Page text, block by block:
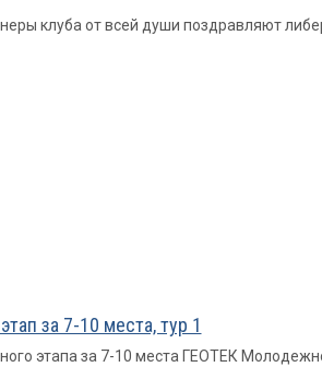
клуба от всей души поздравляют
за 7-10 места, тур 1
этапа за 7-10 места ГЕОТЕК